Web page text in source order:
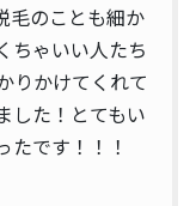
毛のことも細か
ちゃいい人たち
りかけてくれて
した！とてもい
たです！！！